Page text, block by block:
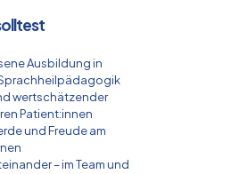
Ausbildung in
wertschätzender
Patient:innen
und Freude am
– im Team und